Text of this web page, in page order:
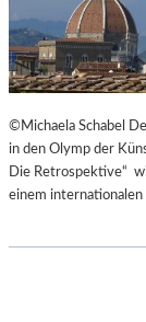
©Michaela Schabel
in den Olymp der
Die Retrospektive“
einem